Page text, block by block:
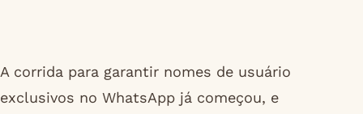
A corrida para garantir nomes de usuário
exclusivos no WhatsApp já começou, e